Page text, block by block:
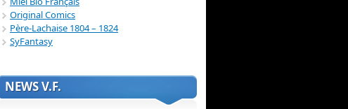
Original Comics
Père-Lachaise 1804 – 1824
SyFantasy
NEWS V.F.